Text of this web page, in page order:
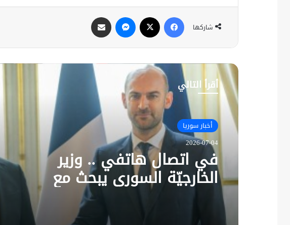
شاركها
فيسبوك ماسنجر
أقرأ التالي
أخبار سوريا
2026-07-04
في اتصال هاتفي .. وزير
الخارجيّة السوري يبحث مع
نظيره الفرنسي آخر التطورات.